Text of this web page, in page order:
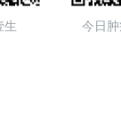
生 今日肿